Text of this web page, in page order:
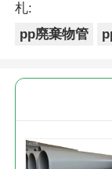
札:
pp廃棄物管